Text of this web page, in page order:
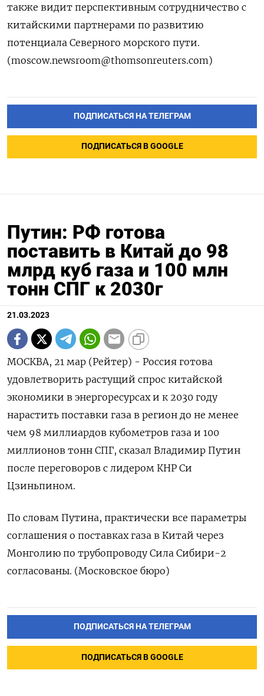
также видит перспективным сотрудничество с
китайскими партнерами по развитию
потенциала Северного морского пути.
(moscow.newsroom@thomsonreuters.com)
ПОДПИСАТЬСЯ НА ТЕЛЕГРАМ
ПОДПИСАТЬСЯ В GOOGLE
Путин: РФ готова
поставить в Китай до 98
млрд куб газа и 100 млн
тонн СПГ к 2030г
21.03.2023
МОСКВА, 21 мар (Рейтер) - Россия готова
удовлетворить растущий спрос китайской
экономики в энергоресурсах и к 2030 году
нарастить поставки газа в регион до не менее
чем 98 миллиардов кубометров газа и 100
миллионов тонн СПГ, сказал Владимир Путин
после переговоров с лидером КНР Си
Цзиньпином.
По словам Путина, практически все параметры
соглашения о поставках газа в Китай через
Монголию по трубопроводу Сила Сибири-2
согласованы. (Московское бюро)
ПОДПИСАТЬСЯ НА ТЕЛЕГРАМ
ПОДПИСАТЬСЯ В GOOGLE